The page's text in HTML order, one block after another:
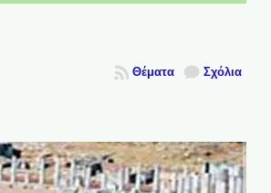
Σχόλια
Θέματα